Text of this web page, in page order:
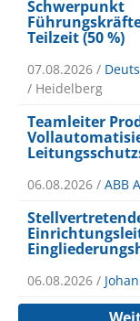
Schwerpunkt
Teilzeit (50 %)
07.08.2026 /
/ Heidelberg
Teamleiter
06.08.2026 / ABB
06.08.2026 /